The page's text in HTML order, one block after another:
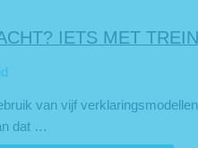
IETS MET
van vijf
dat …